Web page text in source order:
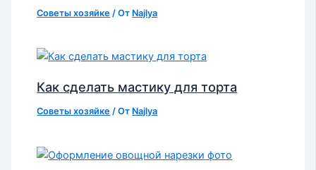
Советы хозяйке / От Najlya
Как сделать мастику для торта
Советы хозяйке / От Najlya